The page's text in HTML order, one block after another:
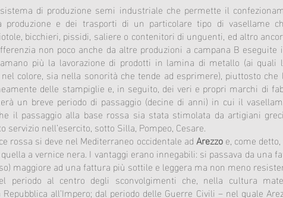
di produzione semi industriale che permette il
produzione e dei trasporti di un particolare tipo di vasellame
bicchieri, pissidi, saliere o contenitori di unguenti, ed altro
non poco anche da altre produzioni a campana B
più la lavorazione di prodotti in lamina di metallo (ai quali
colore, sia nella sonorità che tende ad esprimere), piuttosto
delle stampiglie e, in seguito, dei veri e propri marchi di
un breve periodo di passaggio (decine di anni) in cui il
il passaggio alla base rossa sia stata stimolata da artigiani
servizio nell’esercito, sotto Silla, Pompeo, Cesare.
rossa si deve nel Mediterraneo occidentale adArezzoe, come
a vernice nera. I vantaggi erano innegabili: si passava da una
maggiore ad una fattura più sottile e leggera ma non meno
periodo al centro degli sconvolgimenti che, nella cultura
all’Impero; dal periodo delle Guerre Civili – nel quale